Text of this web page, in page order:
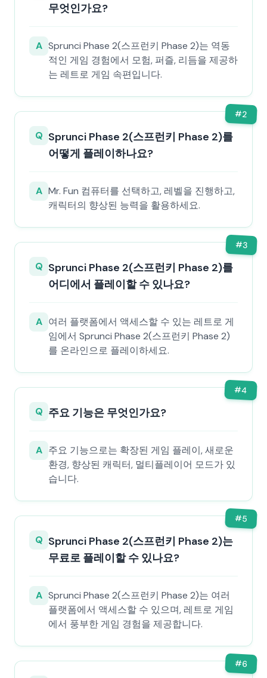
무엇인가요?
A Sprunci Phase 2(스프런키 Phase 2)는 역동
적인 게임 경험에서 모험, 퍼즐, 리듬을 제공하
는 레트로 게임 속편입니다.
#2
Q Sprunci Phase 2(스프런키 Phase 2)를
어떻게 플레이하나요?
A Mr. Fun 컴퓨터를 선택하고, 레벨을 진행하고,
캐릭터의 향상된 능력을 활용하세요.
#3
Q Sprunci Phase 2(스프런키 Phase 2)를
어디에서 플레이할 수 있나요?
A 여러 플랫폼에서 액세스할 수 있는 레트로 게
임에서 Sprunci Phase 2(스프런키 Phase 2)
를 온라인으로 플레이하세요.
#4
Q 주요 기능은 무엇인가요?
A 주요 기능으로는 확장된 게임 플레이, 새로운
환경, 향상된 캐릭터, 멀티플레이어 모드가 있
습니다.
#5
Q Sprunci Phase 2(스프런키 Phase 2)는
무료로 플레이할 수 있나요?
A Sprunci Phase 2(스프런키 Phase 2)는 여러
플랫폼에서 액세스할 수 있으며, 레트로 게임
에서 풍부한 게임 경험을 제공합니다.
#6